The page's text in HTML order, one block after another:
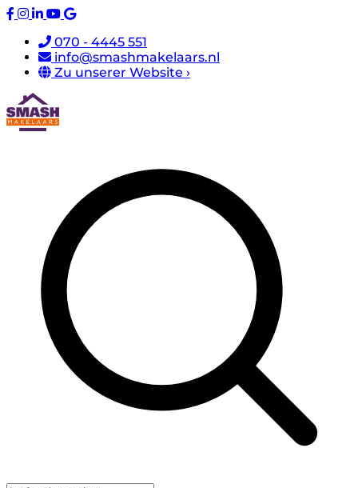
070 - 4445 551
info@smashmakelaars.nl
Zu unserer Website ›